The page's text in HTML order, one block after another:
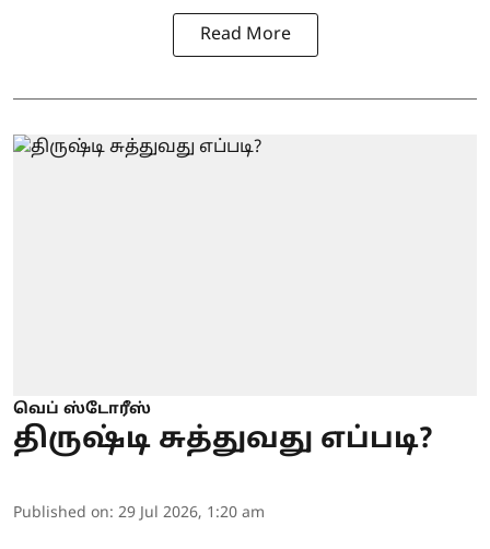
Read More
வெப் ஸ்டோரீஸ்
திருஷ்டி சுத்துவது எப்படி?
Published on: 29 Jul 2026, 1:20 am